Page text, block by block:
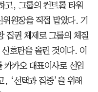
고, 그룹의 컨트롤 타워
원장을 직접 맡았다. 기
집권 체제로 그룹의 체질
호탄을 올린 것이다. 이
카카오 대표이사로 선임
, ‘선택과 집중’을 위해